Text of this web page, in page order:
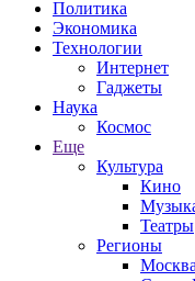
Политика
Экономика
Технологии
Интернет
Гаджеты
Наука
Космос
Еще
Культура
Кино
Театры
Регионы